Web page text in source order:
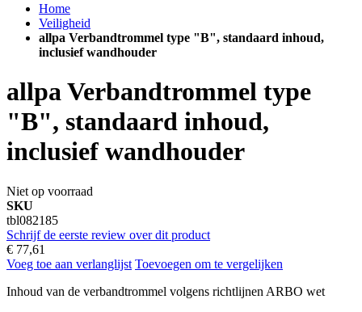
Home
Veiligheid
allpa Verbandtrommel type "B", standaard inhoud,
inclusief wandhouder
allpa Verbandtrommel type
"B", standaard inhoud,
inclusief wandhouder
Niet op voorraad
SKU
tbl082185
Schrijf de eerste review over dit product
€ 77,61
Voeg toe aan verlanglijst Toevoegen om te vergelijken
Inhoud van de verbandtrommel volgens richtlijnen ARBO wet